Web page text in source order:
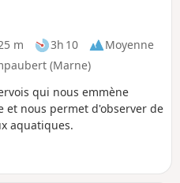
m 3h 10
Moyenne
(Marne)
qui nous emmène
et nous permet d'observer de
aquatiques.